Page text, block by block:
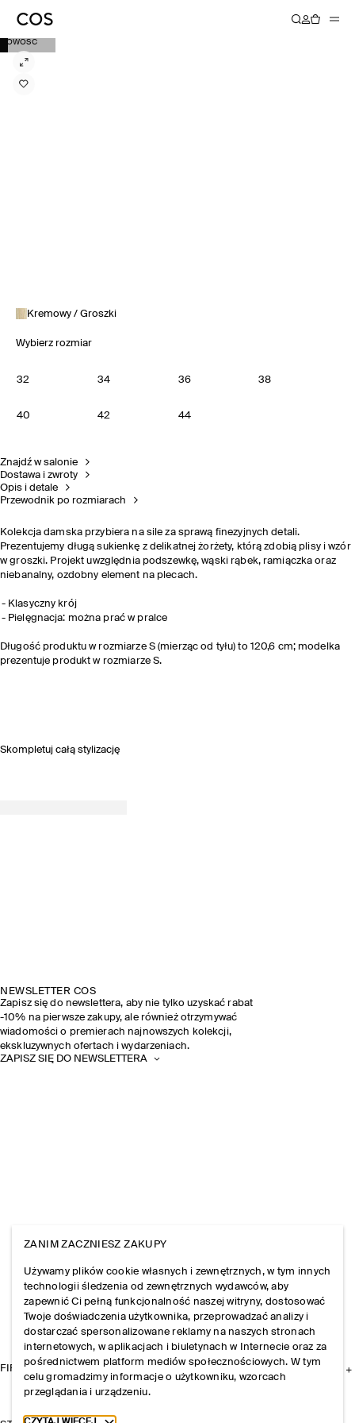
NOWOŚĆ
Kremowy / Groszki
Wybierz rozmiar
32 34 36 38
40 42 44
Znajdź w salonie
Dostawa i zwroty
Opis i detale
Przewodnik po rozmiarach
Kolekcja damska przybiera na sile za sprawą finezyjnych detali.
Prezentujemy długą sukienkę z delikatnej żorżety, którą zdobią plisy i wzór
w groszki. Projekt uwzględnia podszewkę, wąski rąbek, ramiączka oraz
niebanalny, ozdobny element na plecach.
Klasyczny krój
Pielęgnacja: można prać w pralce
Długość produktu w rozmiarze S (mierząc od tyłu) to 120,6 cm; modelka
prezentuje produkt w rozmiarze S.
Skompletuj całą stylizację
NEWSLETTER COS
Zapisz się do newslettera, aby nie tylko uzyskać rabat
-10% na pierwsze zakupy, ale również otrzymywać
wiadomości o premierach najnowszych kolekcji,
ekskluzywnych ofertach i wydarzeniach.
ZAPISZ SIĘ DO NEWSLETTERA
FIRMA
ZANIM ZACZNIESZ ZAKUPY
Używamy plików cookie własnych i zewnętrznych, w tym innych
technologii śledzenia od zewnętrznych wydawców, aby
zapewnić Ci pełną funkcjonalność naszej witryny, dostosować
Twoje doświadczenia użytkownika, przeprowadzać analizy i
dostarczać spersonalizowane reklamy na naszych stronach
internetowych, w aplikacjach i biuletynach w Internecie oraz za
pośrednictwem platform mediów społecznościowych. W tym
celu gromadzimy informacje o użytkowniku, wzorcach
przeglądania i urządzeniu.